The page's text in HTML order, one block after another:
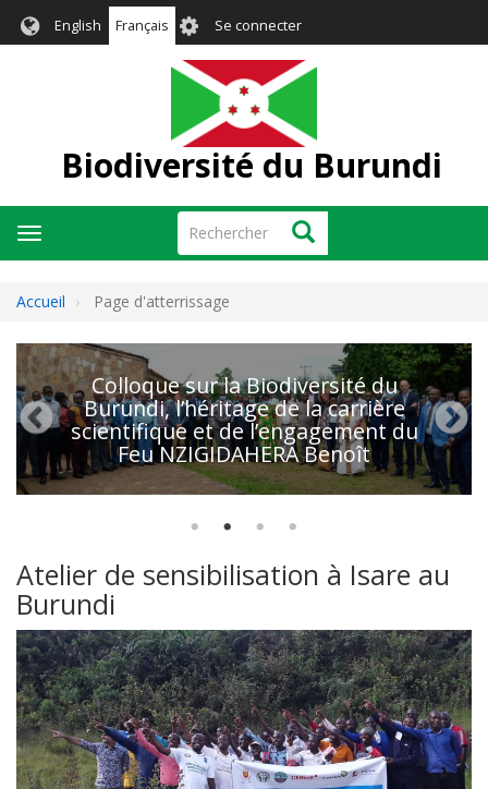
English Français User
account
menu
Se connecter
Biodiversité du Burundi
Rechercher Rechercher
Toggle
navigation
Accueil Page d'atterrissage
Colloque sur la Biodiversité du
Burundi, l’héritage de la carrière
scientifique et de l’engagement du
Feu NZIGIDAHERA Benoît
Atelier de sensibilisation à Isare au
Burundi